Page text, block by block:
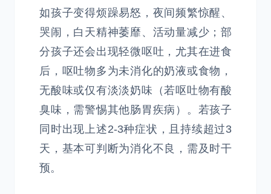
如孩子变得烦躁易怒，夜间频繁惊醒、
哭闹，白天精神萎靡、活动量减少；部
分孩子还会出现轻微呕吐，尤其在进食
后，呕吐物多为未消化的奶液或食物，
无酸味或仅有淡淡奶味（若呕吐物有酸
臭味，需警惕其他肠胃疾病）。若孩子
同时出现上述2-3种症状，且持续超过3
天，基本可判断为消化不良，需及时干
预。